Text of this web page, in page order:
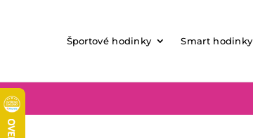
Športové hodinky Smart hodinky